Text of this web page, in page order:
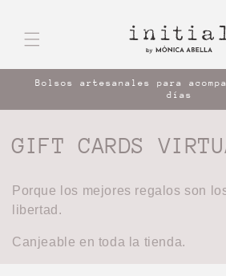
al contenido
Bolsos artesanales para
días
C
l
e
GIFT CARDS
Porque los mejores regalos son
libertad.
Canjeable en toda la tienda.